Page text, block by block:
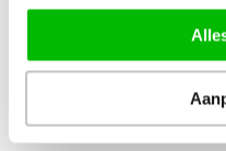
Gratis Verzending in
30 Dagen Bedenktijd
Veilig betalen: vooraf